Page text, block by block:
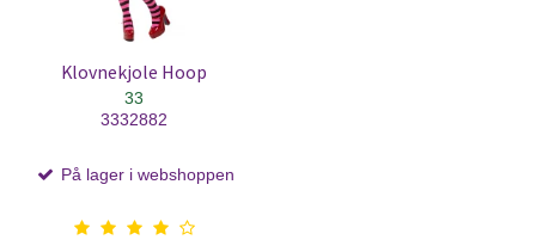
Klovnekjole Hoop
33
3332882
På lager i webshoppen